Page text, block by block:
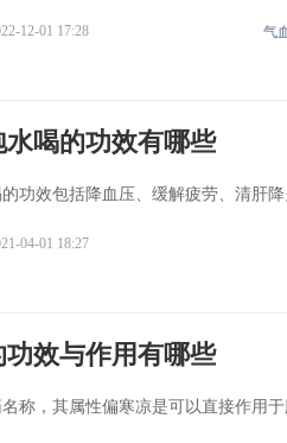
气
12-01 17:28
喝的功效有哪些
功效包括降血压、缓解疲劳、清肝
04-01 18:27
效与作用有哪些
称，其属性偏寒凉是可以直接作用